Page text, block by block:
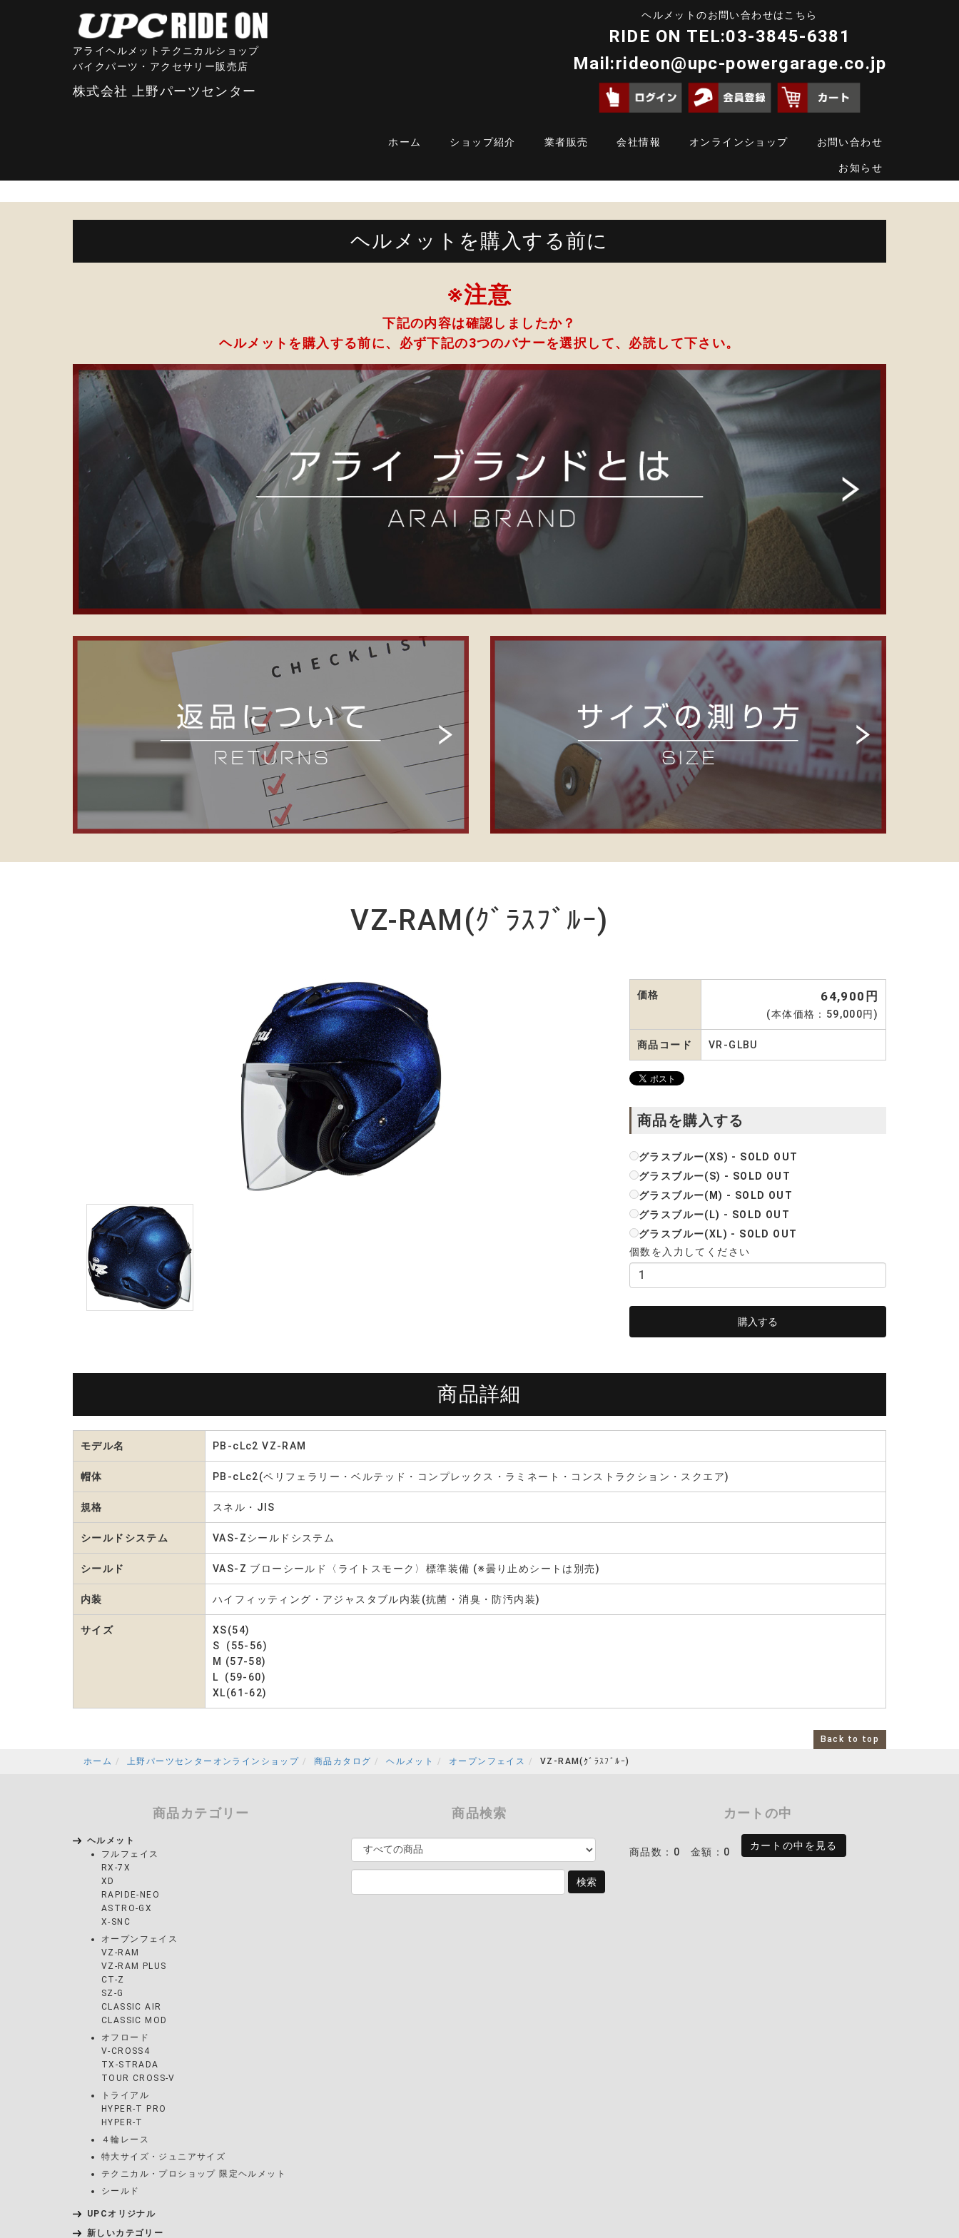
アライヘルメットテクニカルショップ
バイクパーツ・アクセサリー販売店
株式会社 上野パーツセンター
ヘルメットのお問い合わせはこちら
RIDE ON TEL:03-3845-6381
Mail:rideon@upc-powergarage.co.jp
ホーム ショップ紹介 業者販売 会社情報 オンラインショップ お問い合わせ
お知らせ
ヘルメットを購入する前に
※注意
下記の内容は確認しましたか？
ヘルメットを購入する前に、必ず下記の3つのバナーを選択して、 必読して下さい。
VZ-RAM(ｸﾞﾗｽﾌﾞﾙｰ)
価格 64,900円
(本体価格：59,000円)
商品コード VR-GLBU
商品を購入する
グラスブルー(XS) - SOLD OUT
グラスブルー(S) - SOLD OUT
グラスブルー(M) - SOLD OUT
グラスブルー(L) - SOLD OUT
グラスブルー(XL) - SOLD OUT
個数を入力してください
商品詳細
モデル名 PB-cLc2 VZ-RAM
帽体 PB-cLc2(ペリフェラリー・ベルテッド・コンプレックス・ラミネート・コンストラクション・スクエア)
規格 スネル・JIS
シールドシステム VAS-Zシールドシステム
シールド VAS-Z ブローシールド〈ライトスモーク〉標準装備 (※曇り止めシートは別売)
内装 ハイフィッティング・アジャスタブル内装(抗菌・消臭・防汚内装)
サイズ
XS(54)
S (55-56)
M (57-58)
L (59-60)
XL(61-62)
Back to top
ホーム 上野パーツセンターオンラインショップ 商品カタログ ヘルメット オープンフェイス VZ-RAM(ｸﾞﾗｽﾌﾞﾙｰ)
商品カテゴリー
ヘルメット
フルフェイス
RX-7X
XD
RAPIDE-NEO
ASTRO-GX
X-SNC
オープンフェイス
VZ-RAM
VZ-RAM PLUS
CT-Z
SZ-G
CLASSIC AIR
CLASSIC MOD
オフロード
V-CROSS4
TX-STRADA
TOUR CROSS-V
トライアル
HYPER-T PRO
HYPER-T
４輪レース
特大サイズ・ジュニアサイズ
テクニカル・プロショップ 限定ヘルメット
シールド
UPCオリジナル
新しいカテゴリー
商品検索 カートの中
商品数：0 金額：0
カートの中を見る